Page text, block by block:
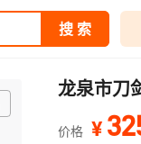
龙泉市刀
价格 ¥